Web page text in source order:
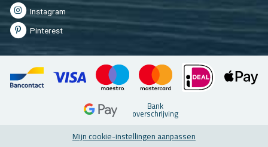
In­st­agram
Pin­te­rest
Bank
over­schrij­ving
Mijn coo­kie-in­stel­lin­gen aan­pas­sen